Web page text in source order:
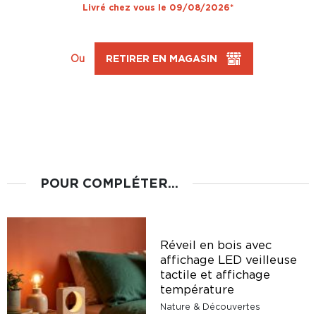
Livré chez vous le 09/08/2026*
Ou RETIRER EN MAGASIN
POUR COMPLÉTER...
Réveil en bois avec
affichage LED veilleuse
tactile et affichage
température
Nature & Découvertes